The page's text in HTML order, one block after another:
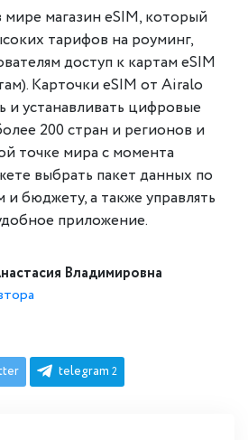
магазин eSIM, который
тарифов на роуминг,
доступ к картам eSIM
Карточки eSIM от Airalo
и устанавливать цифровые
200 стран и регионов и
точке мира с момента
выбрать пакет данных по
бюджету, а также управлять
приложение.
Владимировна
telegram 2